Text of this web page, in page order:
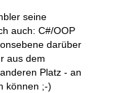
seine
auch: C#/OOP
darüber
aus dem
Platz - an
können ;-)